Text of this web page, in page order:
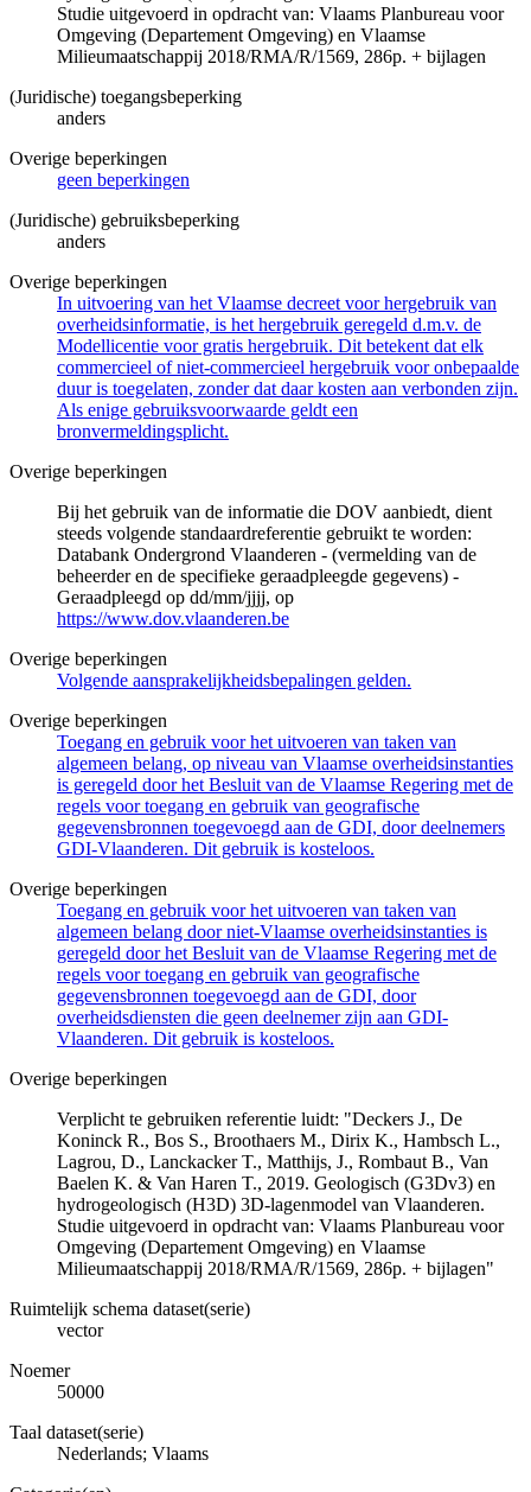
Studie uitgevoerd in opdracht van: Vlaams Planbureau voor
Omgeving (Departement Omgeving) en Vlaamse
Milieumaatschappij 2018/RMA/R/1569, 286p. + bijlagen
(Juridische) toegangsbeperking
anders
Overige beperkingen
geen beperkingen
(Juridische) gebruiksbeperking
anders
Overige beperkingen
In uitvoering van het Vlaamse decreet voor hergebruik van
overheidsinformatie, is het hergebruik geregeld d.m.v. de
Modellicentie voor gratis hergebruik. Dit betekent dat elk
commercieel of niet-commercieel hergebruik voor onbepaalde
duur is toegelaten, zonder dat daar kosten aan verbonden zijn.
Als enige gebruiksvoorwaarde geldt een
bronvermeldingsplicht.
Overige beperkingen
Bij het gebruik van de informatie die DOV aanbiedt, dient
steeds volgende standaardreferentie gebruikt te worden:
Databank Ondergrond Vlaanderen - (vermelding van de
beheerder en de specifieke geraadpleegde gegevens) -
Geraadpleegd op dd/mm/jjjj, op
https://www.dov.vlaanderen.be
Overige beperkingen
Volgende aansprakelijkheidsbepalingen gelden.
Overige beperkingen
Toegang en gebruik voor het uitvoeren van taken van
algemeen belang, op niveau van Vlaamse overheidsinstanties
is geregeld door het Besluit van de Vlaamse Regering met de
regels voor toegang en gebruik van geografische
gegevensbronnen toegevoegd aan de GDI, door deelnemers
GDI-Vlaanderen. Dit gebruik is kosteloos.
Overige beperkingen
Toegang en gebruik voor het uitvoeren van taken van
algemeen belang door niet-Vlaamse overheidsinstanties is
geregeld door het Besluit van de Vlaamse Regering met de
regels voor toegang en gebruik van geografische
gegevensbronnen toegevoegd aan de GDI, door
overheidsdiensten die geen deelnemer zijn aan GDI-
Vlaanderen. Dit gebruik is kosteloos.
Overige beperkingen
Verplicht te gebruiken referentie luidt: "Deckers J., De
Koninck R., Bos S., Broothaers M., Dirix K., Hambsch L.,
Lagrou, D., Lanckacker T., Matthijs, J., Rombaut B., Van
Baelen K. & Van Haren T., 2019. Geologisch (G3Dv3) en
hydrogeologisch (H3D) 3D-lagenmodel van Vlaanderen.
Studie uitgevoerd in opdracht van: Vlaams Planbureau voor
Omgeving (Departement Omgeving) en Vlaamse
Milieumaatschappij 2018/RMA/R/1569, 286p. + bijlagen"
Ruimtelijk schema dataset(serie)
vector
Noemer
50000
Taal dataset(serie)
Nederlands; Vlaams